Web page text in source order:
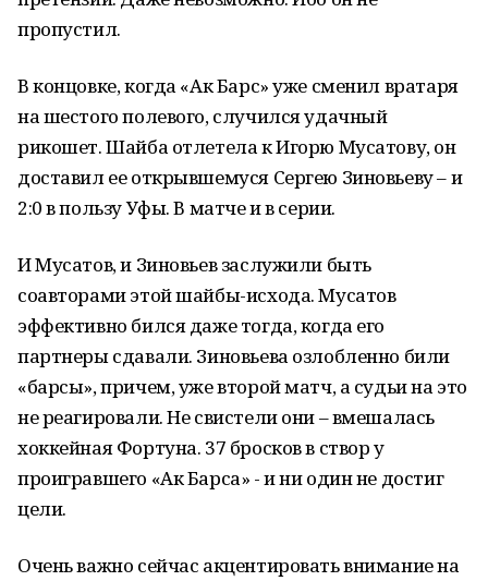
пропустил.
В концовке, когда «Ак Барс» уже сменил вратаря
на шестого полевого, случился удачный
рикошет. Шайба отлетела к Игорю Мусатову, он
доставил ее открывшемуся Сергею Зиновьеву – и
2:0 в пользу Уфы. В матче и в серии.
И Мусатов, и Зиновьев заслужили быть
соавторами этой шайбы-исхода. Мусатов
эффективно бился даже тогда, когда его
партнеры сдавали. Зиновьева озлобленно били
«барсы», причем, уже второй матч, а судьи на это
не реагировали. Не свистели они – вмешалась
хоккейная Фортуна. 37 бросков в створ у
проигравшего «Ак Барса» - и ни один не достиг
цели.
Очень важно сейчас акцентировать внимание на